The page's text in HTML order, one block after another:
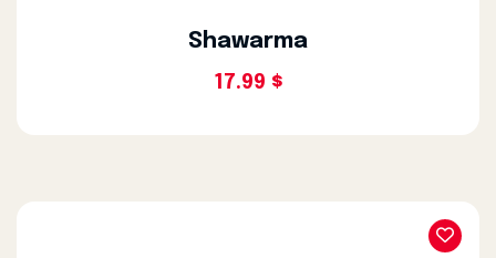
Shawarma
17.99 $